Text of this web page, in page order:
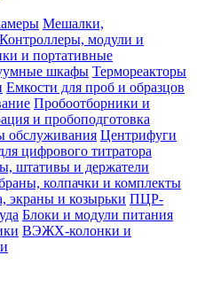
Мешалки,
Контроллеры, модули и
и портативные
шкафы Термореакторы
Емкости для проб и образцов
Пробоотборники и
и пробоподготовка
обслуживания Центрифуги
цифрового титратора
штативы и держатели
колпачки и комплекты
экраны и козырьки ПЦР-
Блоки и модули питания
ВЭЖХ-колонки и